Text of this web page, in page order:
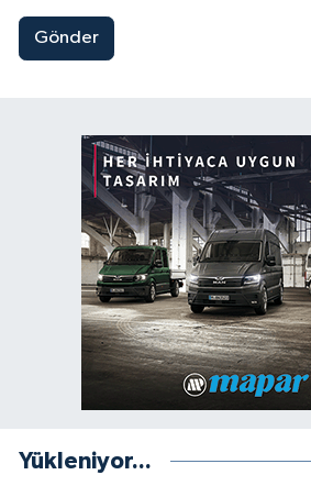
Gönder
Yükleniyor...